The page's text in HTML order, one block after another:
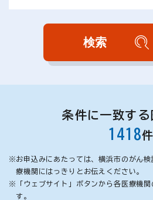
条件に一致する
1418件
※お申込みにあたっては、横浜市のがん
療機関にはっきりとお伝えください。
※ 「ウェブサイト」ボタンから各医療機
す。